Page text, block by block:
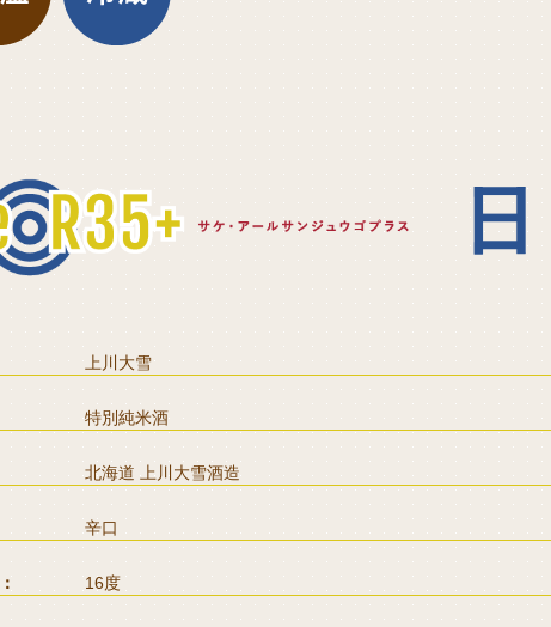
上川大雪
特別純米酒
北海道 上川大雪酒造
辛口
16度